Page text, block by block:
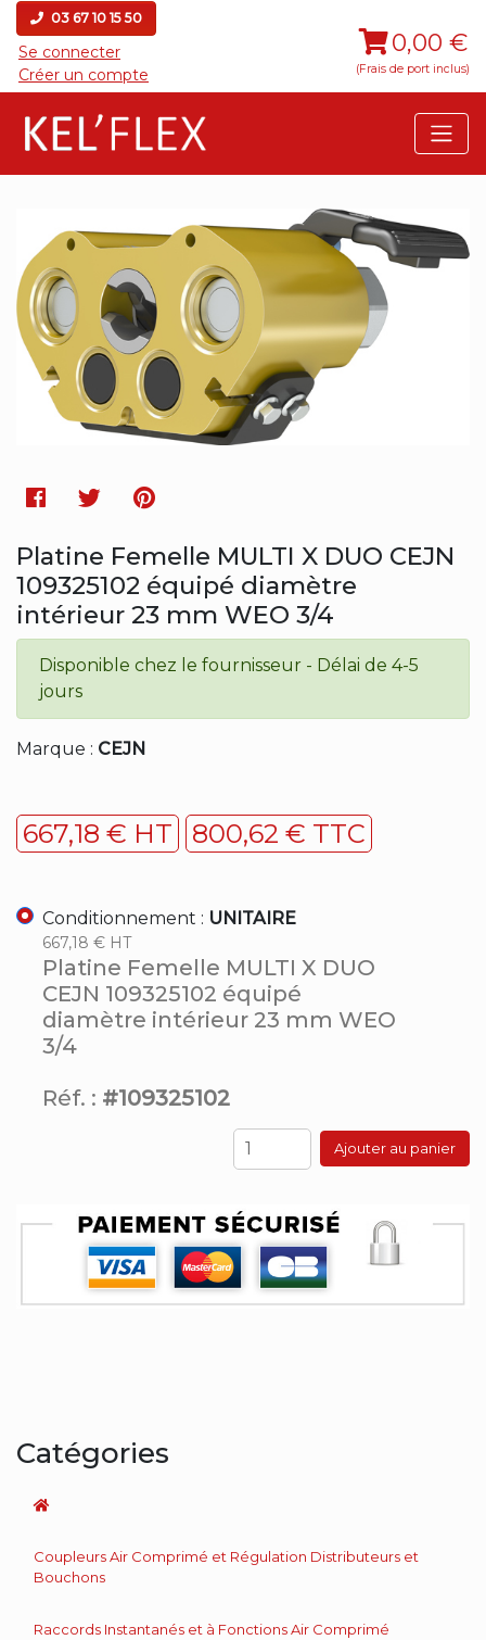
03 67 10 15 50
Se connecter
Créer un compte
0,00 €
(Frais de port inclus)
Facebook
TwitterPinterest
Platine Femelle MULTI X DUO CEJN
109325102 équipé diamètre
intérieur 23 mm WEO 3/4
Disponible chez le fournisseur - Délai de 4-5
jours
Marque : CEJN
667,18 € HT 800,62 € TTC
Conditionnement : UNITAIRE
667,18 € HT
Platine Femelle MULTI X DUO
CEJN 109325102 équipé
diamètre intérieur 23 mm WEO
3/4
Réf. : #109325102
Ajouter au panier
Catégories
Coupleurs Air Comprimé et Régulation Distributeurs et
Bouchons
Raccords Instantanés et à Fonctions Air Comprimé